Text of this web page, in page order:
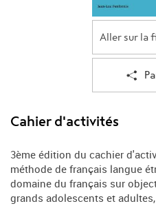
Aller sur la
Cahier d'activités
3ème édition du cachier
méthode de français langue
domaine du français sur
grands adolescents et